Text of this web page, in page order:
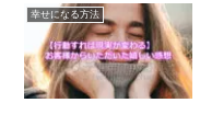
幸せになる方法